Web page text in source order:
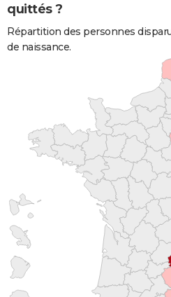
quittés ?
Répartition des personnes
de naissance.